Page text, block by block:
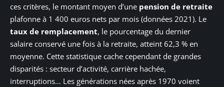
ces critères, le montant moyen d’une pension de retraite
plafonne à 1 400 euros nets par mois (données 2021). Le
taux de remplacement, le pourcentage du dernier
salaire conservé une fois à la retraite, atteint 62,3 % en
moyenne. Cette statistique cache cependant de grandes
disparités : secteur d’activité, carrière hachée,
interruptions… Les générations nées après 1970 voient